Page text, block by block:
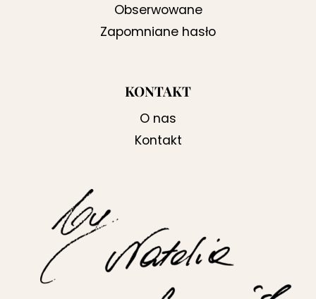
Obserwowane
Zapomniane hasło
KONTAKT
O nas
Kontakt